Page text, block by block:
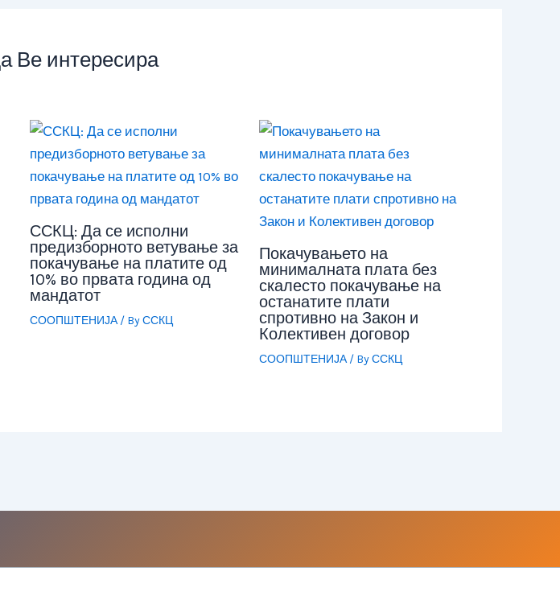
Ве интересира
ССКЦ: Да се исполни
предизборното ветување за
покачување на платите од
10% во првата година од
мандатот
СООПШТЕНИЈА/ ByССКЦ
Покачувањето на
минималната плата без
скалесто покачување на
останатите плати
спротивно на Закон и
Колективен договор
СООПШТЕНИЈА/ ByССКЦ